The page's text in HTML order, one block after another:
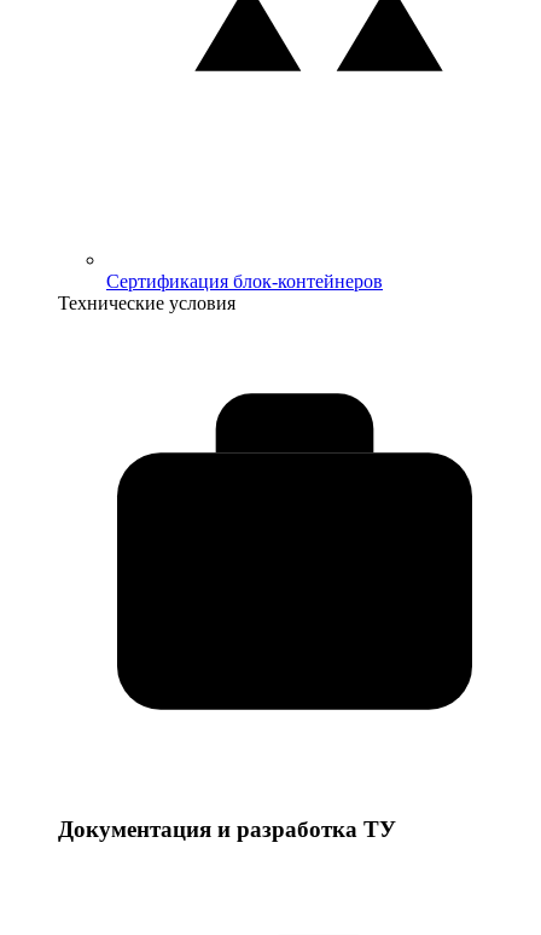
Сертификация блок-контейнеров
Технические условия
Документация и разработка ТУ